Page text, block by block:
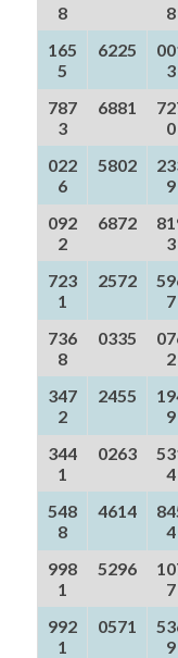
8
8
165
5
6225
3
787
3
6881
0
022
6
5802
9
092
2
6872
3
723
1
2572
7
736
8
0335
2
347
2
2455
9
344
1
0263
4
548
8
4614
4
998
1
5296
7
992
1
0571
9